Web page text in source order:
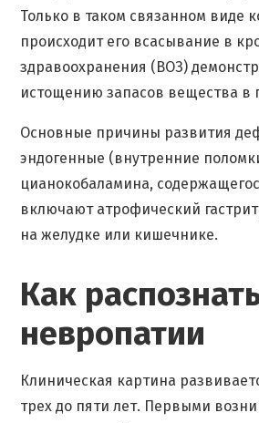
Только в таком связанном виде
происходит его всасывание в
здравоохранения (ВОЗ)
истощению запасов вещества в
Основные причины развития
эндогенные (внутренние
цианокобаламина,
включают атрофический
на желудке или кишечнике.
Как
невропатии
Клиническая картина
трех до пяти лет. Первыми